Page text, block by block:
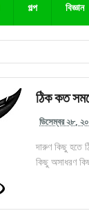
গল্প বিজ্ঞান
ঠিক কত
ডিসেম্বর ২৮,
দারুণ কিছু হতে
কিছু অসাধরণ